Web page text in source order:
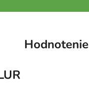
Hodnotenie